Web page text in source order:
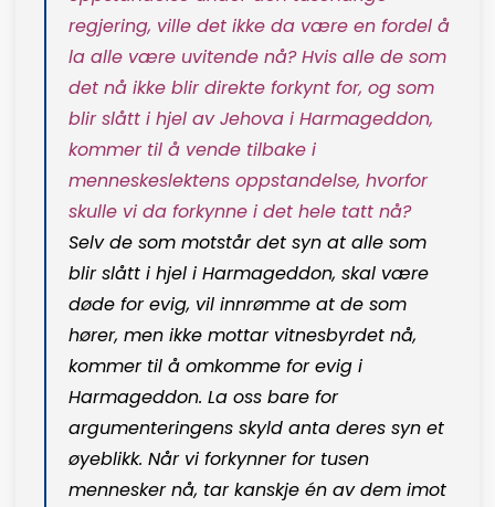
regjering, ville det ikke da være en fordel å
la alle være uvitende nå? Hvis alle de som
det nå ikke blir direkte forkynt for, og som
blir slått i hjel av Jehova i Harmageddon,
kommer til å vende tilbake i
menneskeslektens oppstandelse, hvorfor
skulle vi da forkynne i det hele tatt nå?
Selv de som motstår det syn at alle som
blir slått i hjel i Harmageddon, skal være
døde for evig, vil innrømme at de som
hører, men ikke mottar vitnesbyrdet nå,
kommer til å omkomme for evig i
Harmageddon. La oss bare for
argumenteringens skyld anta deres syn et
øyeblikk. Når vi forkynner for tusen
mennesker nå, tar kanskje én av dem imot